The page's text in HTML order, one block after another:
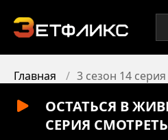
Главная 3 сезон 14 серия
ОСТАТЬСЯ В
СЕРИЯ